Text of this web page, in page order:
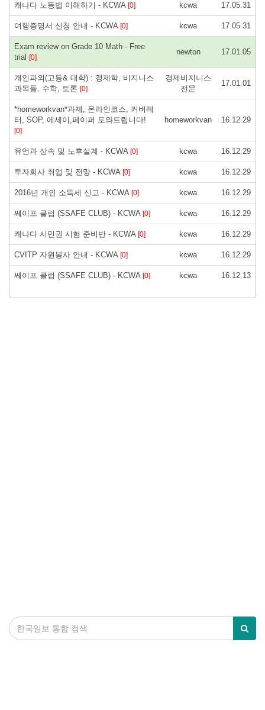
캐나다 노동법 이해하기 - KCWA [0] kcwa 17.05.31
여행증명서 신청 안내 - KCWA [0] kcwa 17.05.31
Exam review on Grade 10 Math - Free
trial [0]
newton 17.01.05
개인과외(고등& 대학) : 경제학, 비지니스
과목들, 수학, 토론 [0]
경제비지니스
전문
17.01.01
*homeworkvan*과제, 온라인코스, 커버레
터, SOP, 에세이,페이퍼 도와드립니다!
[0]
homeworkvan 16.12.29
유언과 상속 및 노후설계 - KCWA [0] kcwa 16.12.29
투자회사 취업 및 전망 - KCWA [0] kcwa 16.12.29
2016년 개인 소득세 신고 - KCWA [0] kcwa 16.12.29
쎄이프 클럽 (SSAFE CLUB) - KCWA [0] kcwa 16.12.29
캐나다 시민권 시험 준비반 - KCWA [0] kcwa 16.12.29
CVITP 자원봉사 안내 - KCWA [0] kcwa 16.12.29
쎄이프 클럽 (SSAFE CLUB) - KCWA [0] kcwa 16.12.13